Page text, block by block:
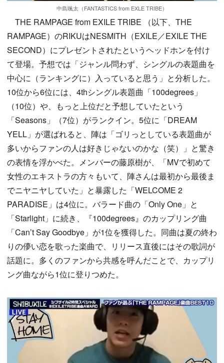
中島颯太（FANTASTICS from EXLE TRIBE）
THE RAMPAGE from EXILE TRIBE （以下、THE
RAMPAGE）のRIKUはNESMITH（EXILE／EXILE THE
SECOND）にプレゼントされたというヘッドホンを付け
て登場。予想では「ジャンル問わず、シングルの表題曲を
中心に（ランキングに）入っていると思う」と分析した。
10位から6位には、4thシングル表題曲「100degrees」
（10位）や、もっと上位だと予想していたという
「Seasons」（7位）がランクイン。5位に「DREAM
YELL」が選ばれると、陣は「ゴリっとしている表題曲が
多いからファンの人は好きじゃないのかな（笑）」と驚き
の表情を浮かべた。メンバーの藤原樹が、「MVで初めて
女性のエキストラの方々もいて、陣さんは最初から最後ま
でニヤニヤしていた」と暴露した「WELCOME 2
PARADISE」は4位に。バラード曲の「Only One」と
「Starlight」に続き、『100degrees』のカップリング曲
「Can’t Say Goodbye」が1位を獲得した。同曲は夏の終わ
りの儚い恋を歌った楽曲で、リリース直後にはその歌詞が
話題に。多くのファンから共感を呼んだことで、カップリ
ング曲ながら1位に登りつめた。